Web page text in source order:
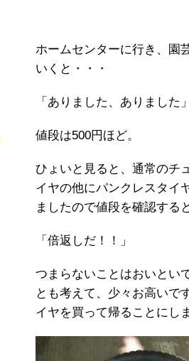
ホームセンターに行き、園
いくと・・・
「ありました、ありました」
値段は500円ほど。
ひょいと見ると、通常のチ
イヤの他にパンクレスタイ
ましたので値段を確認する
「倍返しだ！！」
つまらないことはおいとい
とも考えて、少々お高いで
イヤを買って帰ることにし